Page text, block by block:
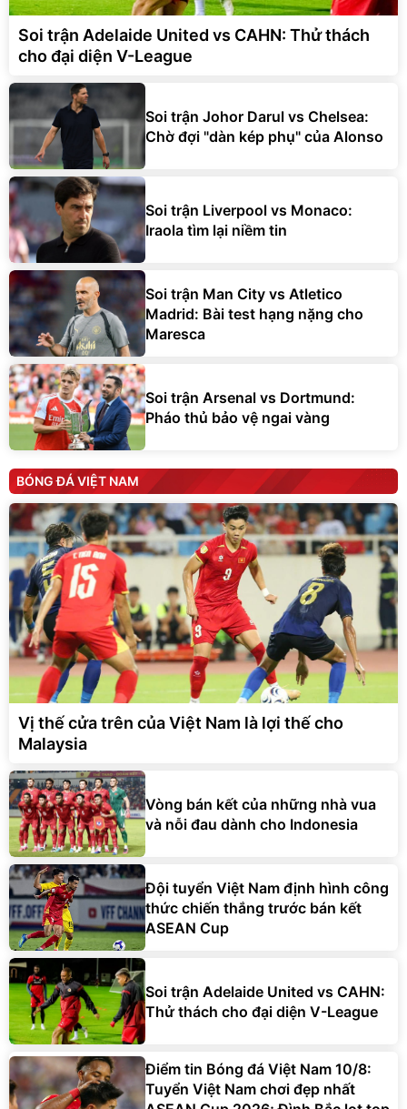
Soi trận Adelaide United vs CAHN: Thử thách
cho đại diện V-League
Soi trận Johor Darul vs Chelsea:
Chờ đợi "dàn kép phụ" của Alonso
Soi trận Liverpool vs Monaco:
Iraola tìm lại niềm tin
Soi trận Man City vs Atletico
Madrid: Bài test hạng nặng cho
Maresca
Soi trận Arsenal vs Dortmund:
Pháo thủ bảo vệ ngai vàng
BÓNG ĐÁ VIỆT NAM
Vị thế cửa trên của Việt Nam là lợi thế cho
Malaysia
Vòng bán kết của những nhà vua
và nỗi đau dành cho Indonesia
Đội tuyển Việt Nam định hình công
thức chiến thắng trước bán kết
ASEAN Cup
Soi trận Adelaide United vs CAHN:
Thử thách cho đại diện V-League
Điểm tin Bóng đá Việt Nam 10/8:
Tuyển Việt Nam chơi đẹp nhất